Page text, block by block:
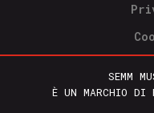
SEMM
È UN MARCHIO DI